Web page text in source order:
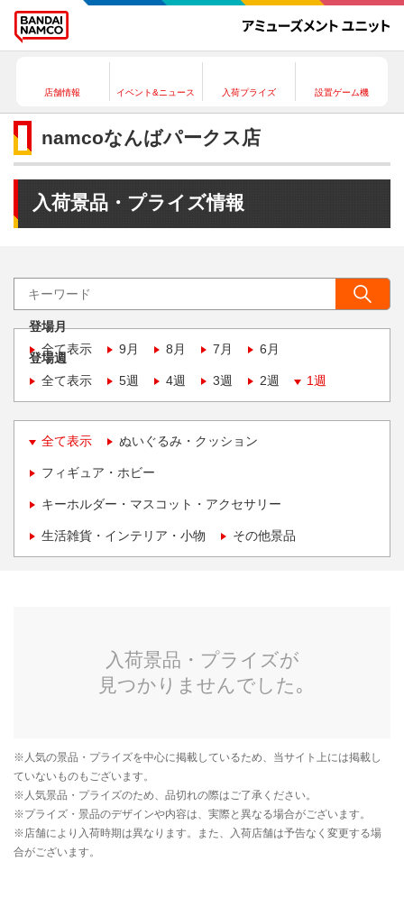
店舗情報 イベント&ニュース 入荷プライズ 設置ゲーム機
namcoなんばパークス店
入荷景品・プライズ情報
登場月
全て表示
9月 8月 7月 6月
登場週
全て表示
5週 4週 3週 2週 1週
全て表示 ぬいぐるみ・クッション
フィギュア・ホビー
キーホルダー・マスコット・アクセサリー
生活雑貨・インテリア・小物 その他景品